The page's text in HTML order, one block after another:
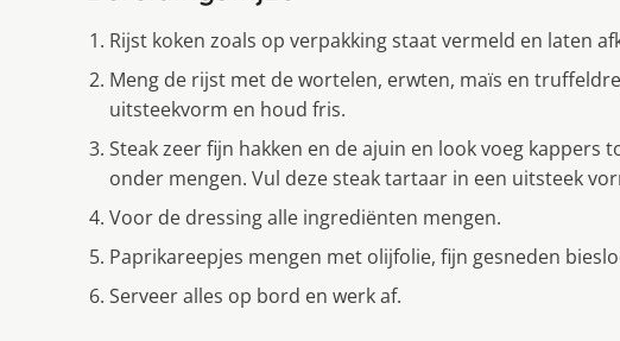
Rijst koken zoals op verpakking staat vermeld en laten
Meng de rijst met de wortelen, erwten, maïs en
uitsteekvorm en houd fris.
Steak zeer fijn hakken en de ajuin en look voeg kappers
onder mengen. Vul deze steak tartaar in een uitsteek
Voor de dressing alle ingrediënten mengen.
Paprikareepjes mengen met olijfolie, fijn gesneden
Serveer alles op bord en werk af.